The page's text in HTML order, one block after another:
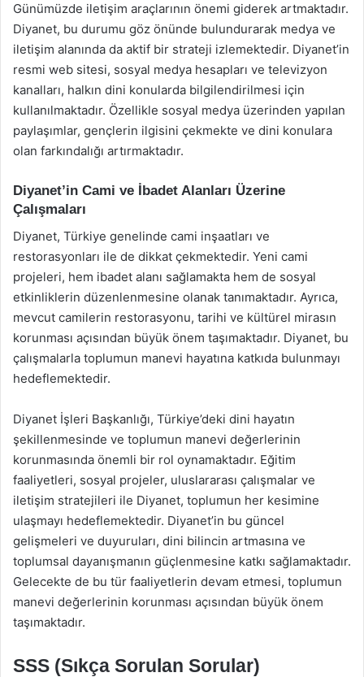
Günümüzde iletişim araçlarının önemi giderek artmaktadır.
Diyanet, bu durumu göz önünde bulundurarak medya ve
iletişim alanında da aktif bir strateji izlemektedir. Diyanet’in
resmi web sitesi, sosyal medya hesapları ve televizyon
kanalları, halkın dini konularda bilgilendirilmesi için
kullanılmaktadır. Özellikle sosyal medya üzerinden yapılan
paylaşımlar, gençlerin ilgisini çekmekte ve dini konulara
olan farkındalığı artırmaktadır.
Diyanet’in Cami ve İbadet Alanları Üzerine
Çalışmaları
Diyanet, Türkiye genelinde cami inşaatları ve
restorasyonları ile de dikkat çekmektedir. Yeni cami
projeleri, hem ibadet alanı sağlamakta hem de sosyal
etkinliklerin düzenlenmesine olanak tanımaktadır. Ayrıca,
mevcut camilerin restorasyonu, tarihi ve kültürel mirasın
korunması açısından büyük önem taşımaktadır. Diyanet, bu
çalışmalarla toplumun manevi hayatına katkıda bulunmayı
hedeflemektedir.
Diyanet İşleri Başkanlığı, Türkiye’deki dini hayatın
şekillenmesinde ve toplumun manevi değerlerinin
korunmasında önemli bir rol oynamaktadır. Eğitim
faaliyetleri, sosyal projeler, uluslararası çalışmalar ve
iletişim stratejileri ile Diyanet, toplumun her kesimine
ulaşmayı hedeflemektedir. Diyanet’in bu güncel
gelişmeleri ve duyuruları, dini bilincin artmasına ve
toplumsal dayanışmanın güçlenmesine katkı sağlamaktadır.
Gelecekte de bu tür faaliyetlerin devam etmesi, toplumun
manevi değerlerinin korunması açısından büyük önem
taşımaktadır.
SSS (Sıkça Sorulan Sorular)